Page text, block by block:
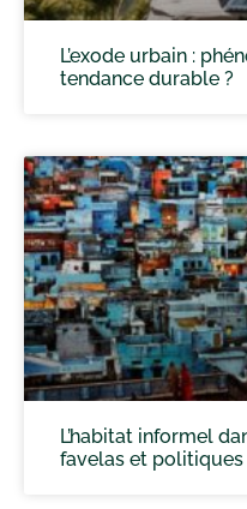
L’exode urbain :
tendance durable ?
L’habitat informel
favelas et